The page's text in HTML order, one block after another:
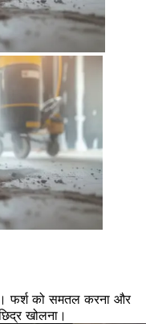
फर्श को समतल करना और
खोलना।